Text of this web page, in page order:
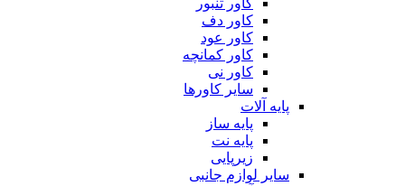
کاور دف
کاور عود
کاور کمانچه
کاور نی
سایر کاورها
پایه آلات
پایه ساز
پایه نت
زیرپایی
سایر لوازم جانبی